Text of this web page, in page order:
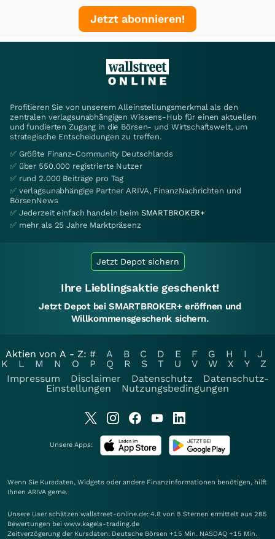
Jetzt abonnieren!
Profitieren Sie von unserem Alleinstellungsmerkmal als den
zentralen verlagsunabhängigen Wissens-Hub für einen aktuellen
und fundierten Zugang in die Börsen- und Wirtschaftswelt, um
strategische Entscheidungen zu treffen.
✅ Größte Finanz-Community Deutschlands
✅ über 550.000 registrierte Nutzer
✅ rund 2.000 Beiträge pro Tag
✅ verlagsunabhängige Partner ARIVA, FinanzNachrichten und
BörsenNews
✅ Jederzeit einfach handeln beim SMARTBROKER+
✅ mehr als 25 Jahre Marktpräsenz
Jetzt Depot sichern
Ihre Lieblingsaktie geschenkt!
Jetzt Depot bei SMARTBROKER+ eröffnen und
Willkommensgeschenk sichern.
Aktien von A - Z: # A B C D E F G H I
J
K
L M N O P Q R S T U V W X Y
Z
Impressum
Disclaimer Datenschutz
Datenschutz-
Einstellungen
Nutzungsbedingungen
Unsere Apps:
Wenn Sie Kursdaten, Widgets oder andere Finanzinformationen benötigen, hilft
Ihnen ARIVA gerne.
Unsere User schätzen wallstreet-online.de: 4.8 von 5 Sternen ermittelt aus 285
Bewertungen bei www.kagels-trading.de
Zeitverzögerung der Kursdaten: Deutsche Börsen +15 Min. NASDAQ +15 Min.